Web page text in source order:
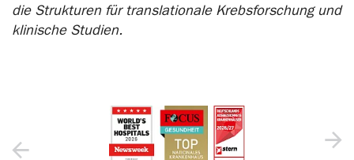
die Strukturen für translationale Krebsforschung und
klinische Studien.